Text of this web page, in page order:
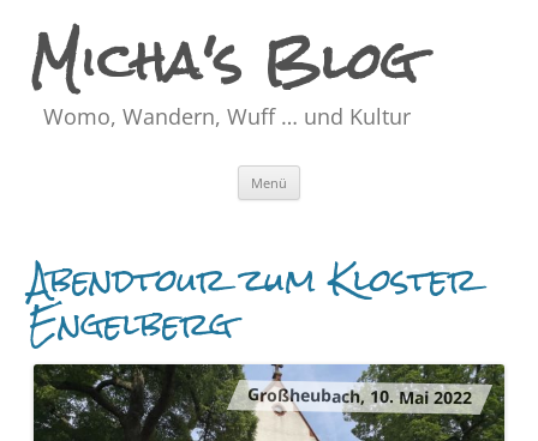
Micha's Blog
Womo, Wandern, Wuff … und Kultur
Menü
Abendtour zum Kloster
Engelberg
Großheubach, 10. Mai 2022